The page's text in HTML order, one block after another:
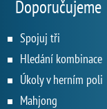
Doporučujeme
Spojuj tři
Hledání kombinace
Úkoly v herním poli
Mahjong